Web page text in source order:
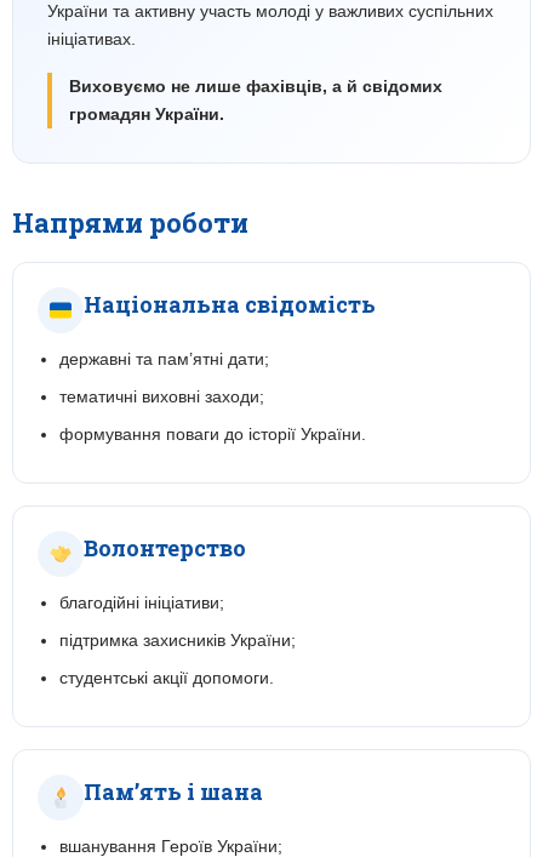
України та активну участь молоді у важливих суспільних
ініціативах.
Виховуємо не лише фахівців, а й свідомих
громадян України.
Напрями роботи
Національна свідомість
державні та пам’ятні дати;
тематичні виховні заходи;
формування поваги до історії України.
Волонтерство
благодійні ініціативи;
підтримка захисників України;
студентські акції допомоги.
Пам’ять і шана
вшанування Героїв України;